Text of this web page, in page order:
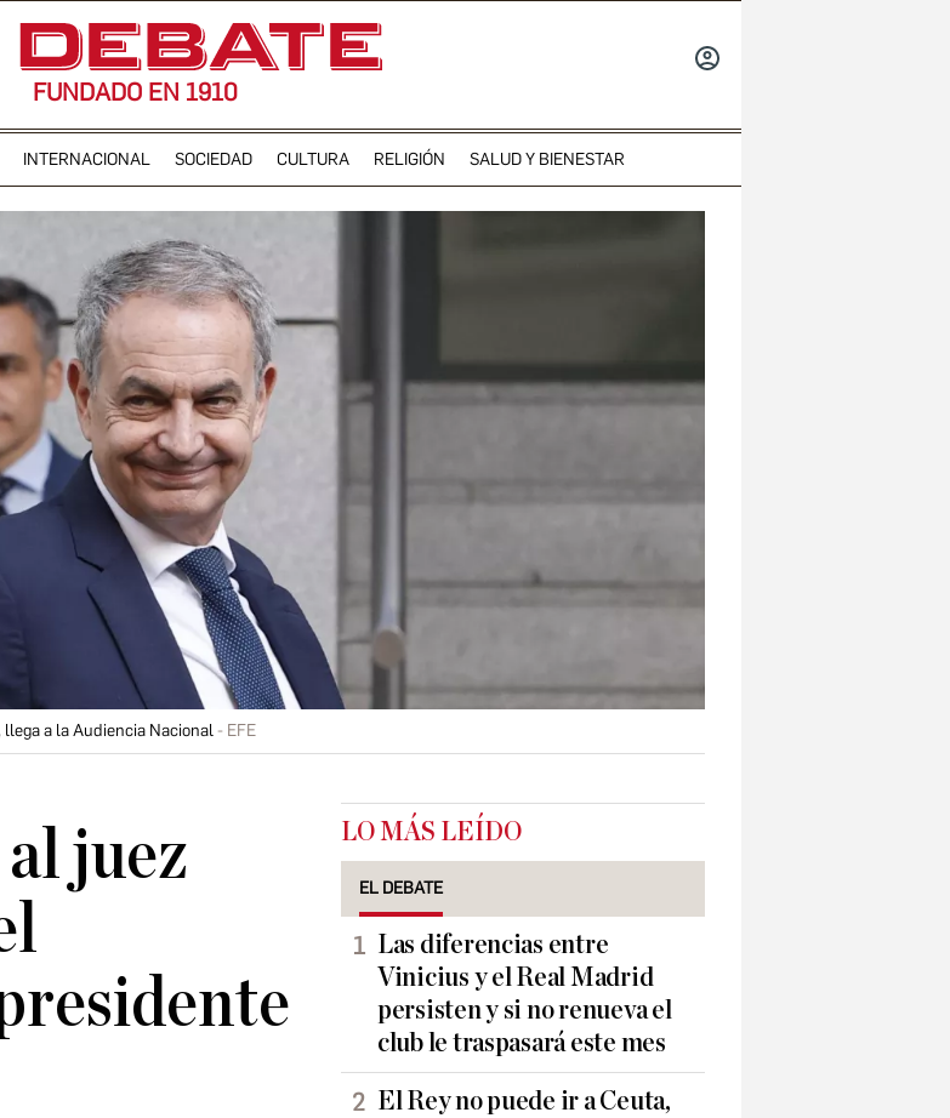
FUNDADO EN 1910
INTERNACIONAL SOCIEDAD CULTURA RELIGIÓN SALUD Y BIENESTAR
a la Audiencia Nacional EFE
juez
LO MÁS LEÍDO
EL DEBATE
Las diferencias entre
Vinicius y el Real Madrid
persisten y si no renueva el
club le traspasará este mes
El Rey no puede ir a Ceuta,